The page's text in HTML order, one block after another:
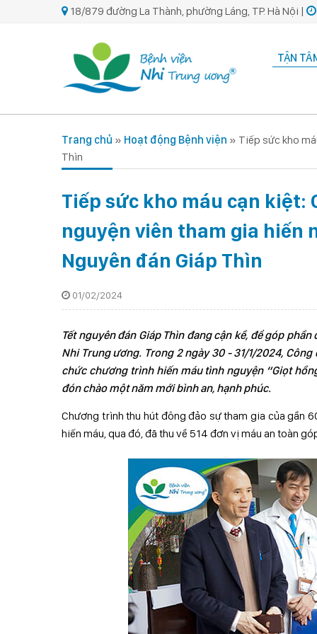
18/879 đường La Thành, phường Láng, TP. Hà Nội |
TẬN
Trang chủ » Hoạt động Bệnh viện » Tiếp sức kho
Thìn
Tiếp sức kho máu cạn kiệt:
nguyện viên tham gia hiến
Nguyên đán Giáp Thìn
01/02/2024
Tết nguyên đán Giáp Thìn đang cận kề, để góp
Nhi Trung ương. Trong 2 ngày 30 - 31/1/2024,
chức chương trình hiến máu tình nguyện “Giọt
đón chào một năm mới bình an, hạnh phúc.
Chương trình thu hút đông đảo sự tham gia của gần
hiến máu, qua đó, đã thu về 514 đơn vị máu an toàn